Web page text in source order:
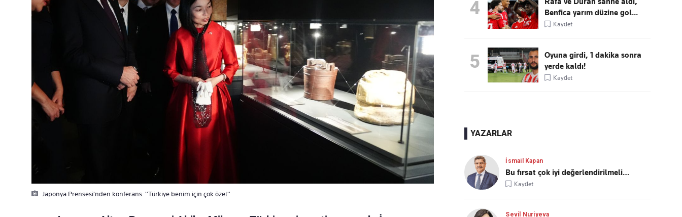
Japonya Prensesi'nden konferans: "Türkiye benim için çok özel"
4
Benfica yarım düzine gol...
Kaydet
5
Oyuna girdi, 1 dakika sonra
yerde kaldı!
Kaydet
YAZARLAR
İsmail Kapan
Bu fırsat çok iyi değerlendirilmeli…
Kaydet
Sevil Nuriyeva